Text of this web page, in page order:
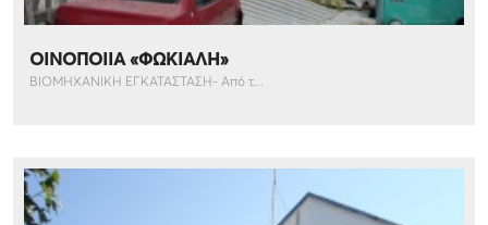
ΟΙΝΟΠΟΙΙΑ «ΦΩΚΙΑΛΗ»
ΒΙΟΜΗΧΑΝΙΚΗ ΕΓΚΑΤΑΣΤΑΣΗ- Από τ...